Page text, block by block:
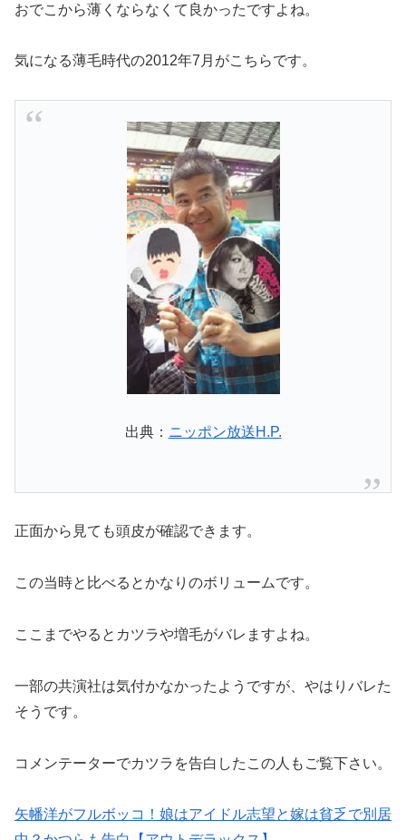
おでこから薄くならなくて良かったですよね。
気になる薄毛時代の2012年7月がこちらです。
出典： ニッポン放送H.P.
正面から見ても頭皮が確認できます。
この当時と比べるとかなりのボリュームです。
ここまでやるとカツラや増毛がバレますよね。
一部の共演社は気付かなかったようですが、やはりバレた
そうです。
コメンテーターでカツラを告白したこの人もご覧下さい。
矢幡洋がフルボッコ！娘はアイドル志望と嫁は貧乏で別居